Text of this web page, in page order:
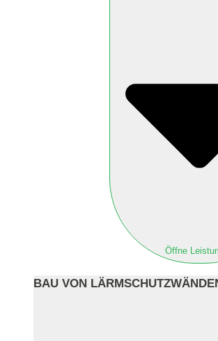
Öffne
BAU VON